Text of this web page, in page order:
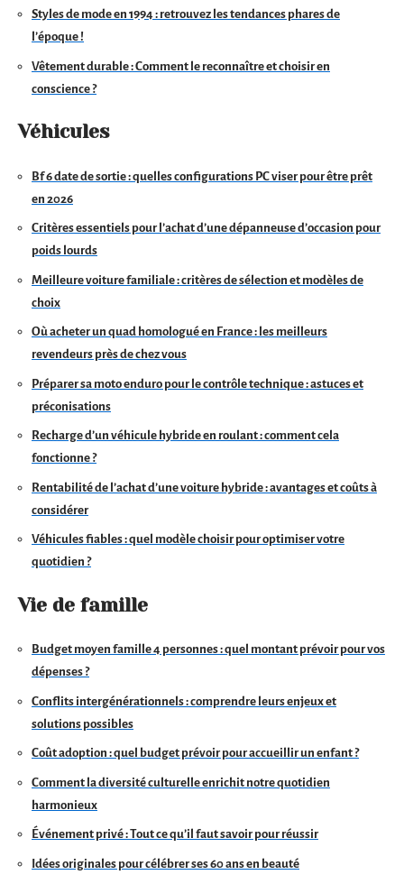
Styles de mode en 1994 : retrouvez les tendances phares de
l’époque !
Vêtement durable : Comment le reconnaître et choisir en
conscience ?
Véhicules
Bf 6 date de sortie : quelles configurations PC viser pour être prêt
en 2026
Critères essentiels pour l’achat d’une dépanneuse d’occasion pour
poids lourds
Meilleure voiture familiale : critères de sélection et modèles de
choix
Où acheter un quad homologué en France : les meilleurs
revendeurs près de chez vous
Préparer sa moto enduro pour le contrôle technique : astuces et
préconisations
Recharge d’un véhicule hybride en roulant : comment cela
fonctionne ?
Rentabilité de l’achat d’une voiture hybride : avantages et coûts à
considérer
Véhicules fiables : quel modèle choisir pour optimiser votre
quotidien ?
Vie de famille
Budget moyen famille 4 personnes : quel montant prévoir pour vos
dépenses ?
Conflits intergénérationnels : comprendre leurs enjeux et
solutions possibles
Coût adoption : quel budget prévoir pour accueillir un enfant ?
Comment la diversité culturelle enrichit notre quotidien
harmonieux
Événement privé : Tout ce qu’il faut savoir pour réussir
Idées originales pour célébrer ses 60 ans en beauté